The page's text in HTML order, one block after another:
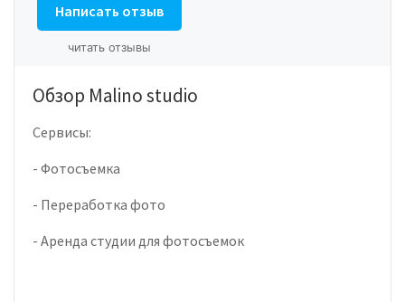
Написать отзыв
читать отзывы
Обзор Malino studio
Сервисы:
- Фотосъемка
- Переработка фото
- Аренда студии для фотосъемок